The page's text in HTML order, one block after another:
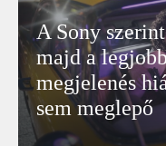
A Sony
majd a
megjelenés
sem meglepő